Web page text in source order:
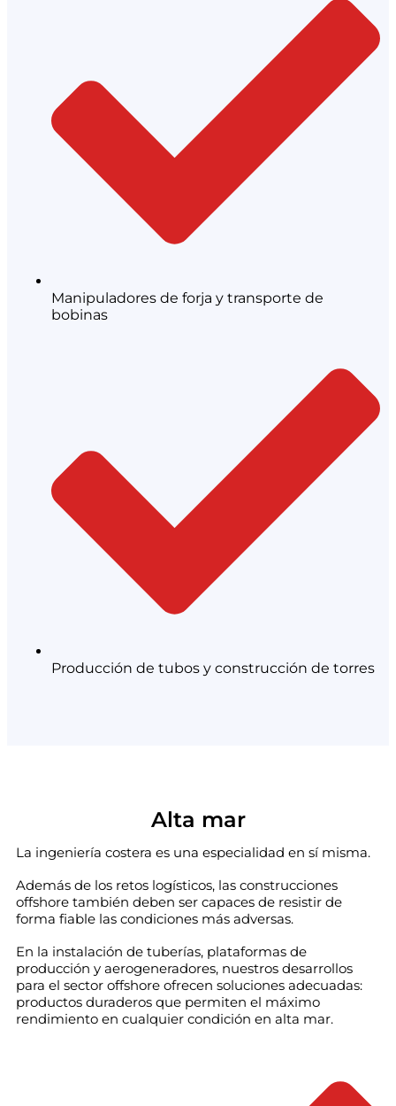
Manipuladores de forja y transporte de
bobinas
Producción de tubos y construcción de torres
Alta mar
La ingeniería costera es una especialidad en sí misma.
Además de los retos logísticos, las construcciones
offshore también deben ser capaces de resistir de
forma fiable las condiciones más adversas.
En la instalación de tuberías, plataformas de
producción y aerogeneradores, nuestros desarrollos
para el sector offshore ofrecen soluciones adecuadas:
productos duraderos que permiten el máximo
rendimiento en cualquier condición en alta mar.